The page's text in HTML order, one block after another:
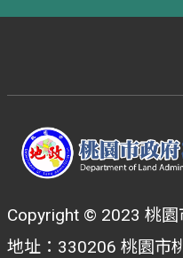
Copyright © 2023 桃園
地址：330206 桃園市